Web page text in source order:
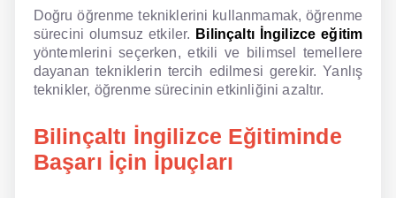
Doğru öğrenme tekniklerini kullanmamak, öğrenme
sürecini olumsuz etkiler. Bilinçaltı İngilizce eğitim
yöntemlerini seçerken, etkili ve bilimsel temellere
dayanan tekniklerin tercih edilmesi gerekir. Yanlış
teknikler, öğrenme sürecinin etkinliğini azaltır.
Bilinçaltı İngilizce Eğitiminde
Başarı İçin İpuçları